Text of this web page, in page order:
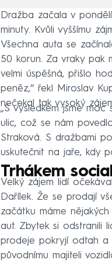
Dražba začala v
minuty. Kvůli vyššímu
Všechna auta se
50 korun. Za vraky pak
velmi úspěšná, přišlo
peněz,“ řekl Miroslav
nečekal tak vysoký
„S výsledkem jsme
ulic, což se nám
Straková. S dražbami
uskutečnit na jaře, kdy
Trhákem
Velký zájem lidí
Dařílek. Že se prodají
začátku máme
aut. Zbytek si odstranili
prodeje pokryjí odtah a
původnímu majiteli